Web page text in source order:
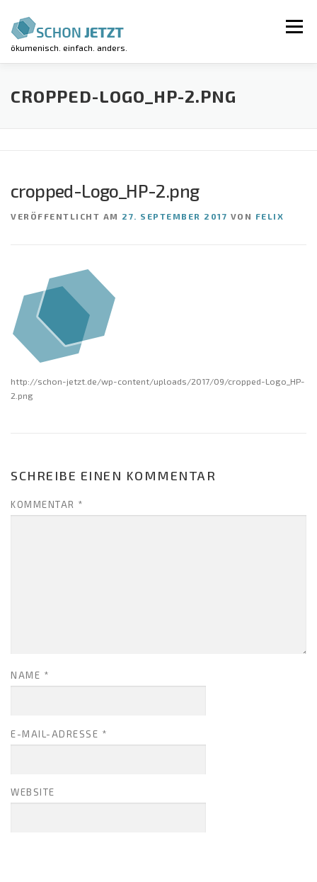
Inhalt
springen
ökumenisch. einfach. anders.
Menü
AKTUELLES VERANSTALTUNGEN
KIRCHE KUNTERBUNT ÜBER UNS
CROPPED-LOGO_HP-2.PNG
cropped-Logo_HP-2.png
VERÖFFENTLICHT AM 27. SEPTEMBER 2017 VON FELIX
http://schon-jetzt.de/wp-content/uploads/2017/09/cropped-Logo_HP-
2.png
SCHREIBE EINEN KOMMENTAR
KOMMENTAR *
NAME *
E-MAIL-ADRESSE *
WEBSITE